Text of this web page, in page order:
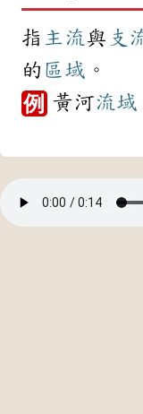
指 主流 與 支
的 區域 。
例 黃河流域